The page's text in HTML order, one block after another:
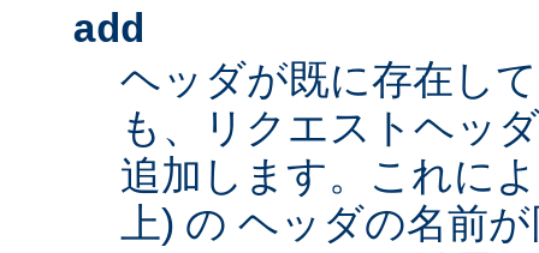
add
ヘッダが既に存在し
も、リクエストヘッ
追加します。これに
上) の ヘッダの名前